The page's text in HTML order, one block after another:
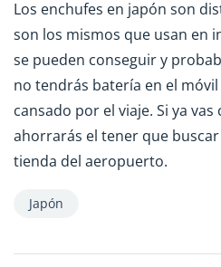
Los enchufes en japón son
son los mismos que usan en
se pueden conseguir y
no tendrás batería en el
cansado por el viaje. Si ya
ahorrarás el tener que
tienda del aeropuerto.
Japón